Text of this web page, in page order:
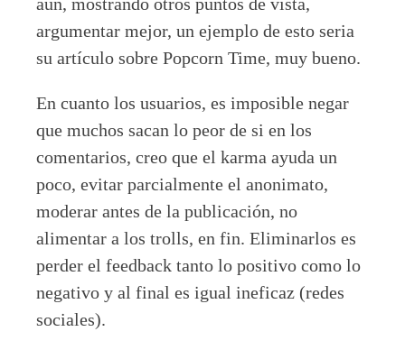
argumentar mejor, un ejemplo de esto seria
su artículo sobre Popcorn Time, muy bueno.
En cuanto los usuarios, es imposible negar
que muchos sacan lo peor de si en los
comentarios, creo que el karma ayuda un
poco, evitar parcialmente el anonimato,
moderar antes de la publicación, no
alimentar a los trolls, en fin. Eliminarlos es
perder el feedback tanto lo positivo como lo
negativo y al final es igual ineficaz (redes
sociales).